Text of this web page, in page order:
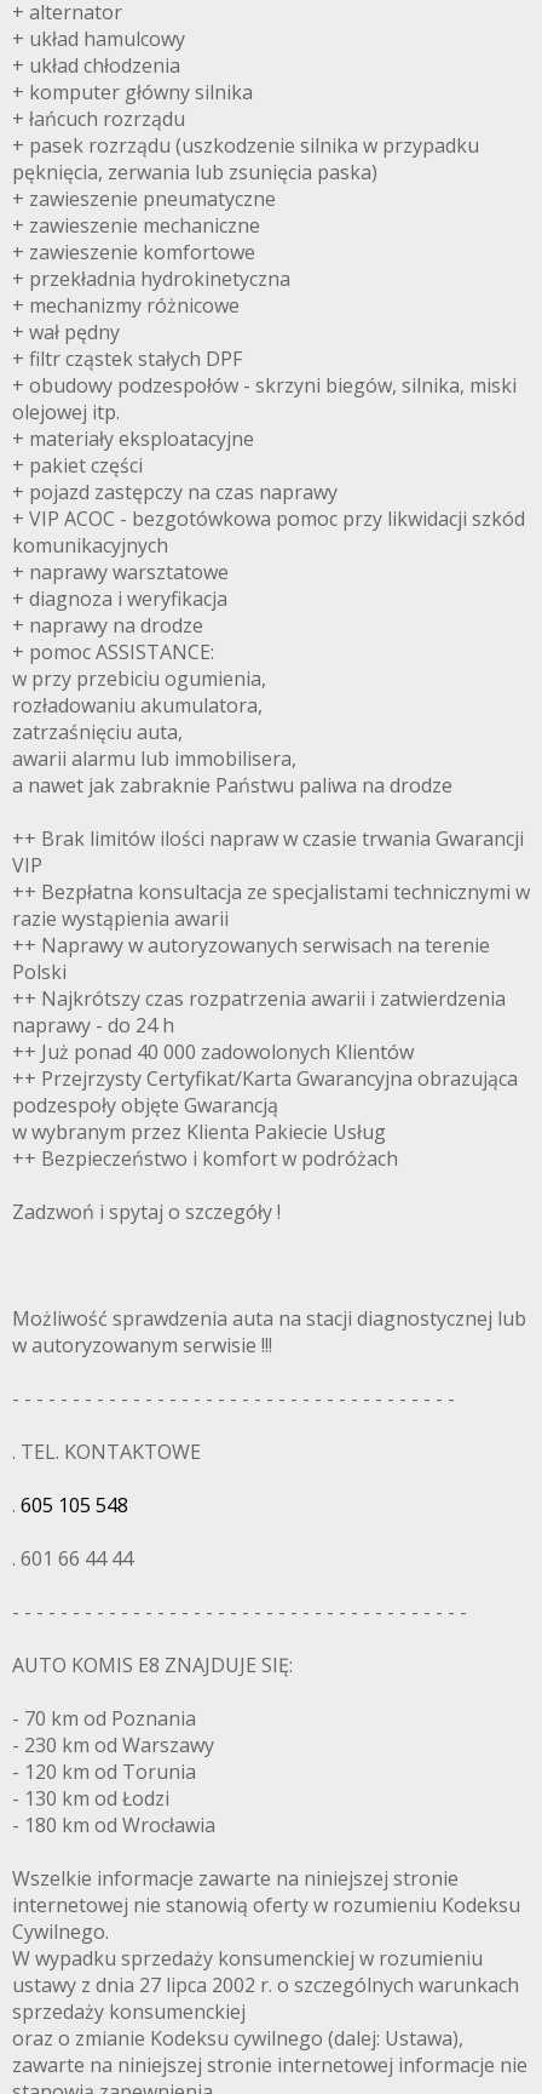
+ alternator
+ układ hamulcowy
+ układ chłodzenia
+ komputer główny silnika
+ łańcuch rozrządu
+ pasek rozrządu (uszkodzenie silnika w przypadku
pęknięcia, zerwania lub zsunięcia paska)
+ zawieszenie pneumatyczne
+ zawieszenie mechaniczne
+ zawieszenie komfortowe
+ przekładnia hydrokinetyczna
+ mechanizmy różnicowe
+ wał pędny
+ filtr cząstek stałych DPF
+ obudowy podzespołów - skrzyni biegów, silnika, miski
olejowej itp.
+ materiały eksploatacyjne
+ pakiet części
+ pojazd zastępczy na czas naprawy
+ VIP ACOC - bezgotówkowa pomoc przy likwidacji szkód
komunikacyjnych
+ naprawy warsztatowe
+ diagnoza i weryfikacja
+ naprawy na drodze
+ pomoc ASSISTANCE:
w przy przebiciu ogumienia,
rozładowaniu akumulatora,
zatrzaśnięciu auta,
awarii alarmu lub immobilisera,
a nawet jak zabraknie Państwu paliwa na drodze
++ Brak limitów ilości napraw w czasie trwania Gwarancji
VIP
++ Bezpłatna konsultacja ze specjalistami technicznymi w
razie wystąpienia awarii
++ Naprawy w autoryzowanych serwisach na terenie
Polski
++ Najkrótszy czas rozpatrzenia awarii i zatwierdzenia
naprawy - do 24 h
++ Już ponad 40 000 zadowolonych Klientów
++ Przejrzysty Certyfikat/Karta Gwarancyjna obrazująca
podzespoły objęte Gwarancją
w wybranym przez Klienta Pakiecie Usług
++ Bezpieczeństwo i komfort w podróżach
Zadzwoń i spytaj o szczegóły !
Możliwość sprawdzenia auta na stacji diagnostycznej lub
w autoryzowanym serwisie !!!
- - - - - - - - - - - - - - - - - - - - - - - - - - - - - - - - - - - - -
. TEL. KONTAKTOWE
. 605 105 548
. 601 66 44 44
- - - - - - - - - - - - - - - - - - - - - - - - - - - - - - - - - - - - - -
AUTO KOMIS E8 ZNAJDUJE SIĘ:
- 70 km od Poznania
- 230 km od Warszawy
- 120 km od Torunia
- 130 km od Łodzi
- 180 km od Wrocławia
Wszelkie informacje zawarte na niniejszej stronie
internetowej nie stanowią oferty w rozumieniu Kodeksu
Cywilnego.
W wypadku sprzedaży konsumenckiej w rozumieniu
ustawy z dnia 27 lipca 2002 r. o szczególnych warunkach
sprzedaży konsumenckiej
oraz o zmianie Kodeksu cywilnego (dalej: Ustawa),
zawarte na niniejszej stronie internetowej informacje nie